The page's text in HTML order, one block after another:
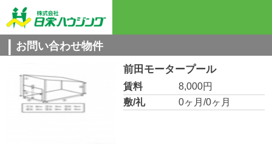
お問い合わせ物件
前田モータープール
賃料
8,000円
敷/礼
0ヶ月/0ヶ月